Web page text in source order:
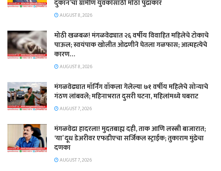
दुकान’चा ग्रामीण युवकांसाठी मोठा पुढाकार
AUGUST 8, 2026
मोठी खळबळ! मंगळवेढ्यात २६ वर्षीय विवाहित महिलेचे टोकाचे
पाऊल; स्वयंपाक खोलीत ओढणीने घेतला गळफास; आत्महत्येचे
कारण…
AUGUST 8, 2026
मंगळवेढ्यात मॉर्निंग वॉकला गेलेल्या ७१ वर्षीय महिलेचे सोन्याचे
गंठण लांबवले; महिनाभरात दुसरी घटना, महिलांमध्ये घबराट
AUGUST 7, 2026
​मंगळवेढा हादरला! मुदतबाह्य दही, ताक आणि लस्सी बाजारात;
‘या’ दूध डेअरीवर एफडीएचा सर्जिकल स्ट्राईक; ​तुकाराम मुंढेचा
दणका
AUGUST 7, 2026